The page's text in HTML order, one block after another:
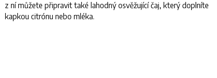
z ní můžete připravit také lahodný osvěžující čaj, který doplníte
kapkou citrónu nebo mléka.